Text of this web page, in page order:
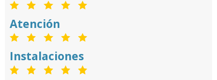
Atención
Instalaciones